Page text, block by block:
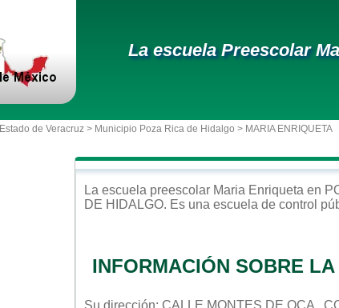
La escuela Preescolar
Estado de Veracruz > Municipio Poza Rica de Hidalgo > MARIA ENRIQUETA
La escuela preescolar Maria Enriqueta en
DE HIDALGO. Es una escuela de control
INFORMACIÓN SOBRE
Su dirección: CALLE MONTES DE OCA ,